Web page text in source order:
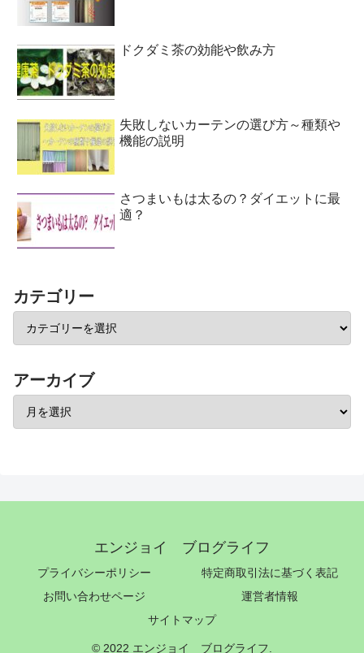
ドクダミ茶の効能や飲み方
失敗しないカーテンの選び方～種類や
機能の説明
さつまいもは太るの？ダイエットに最
適？
カテゴリー
アーカイブ
エンジョイ ブログライフ
プライバシーポリシー
特定商取引法に基づく表記
お問い合わせページ
運営者情報
サイトマップ
© 2022 エンジョイ ブログライフ.